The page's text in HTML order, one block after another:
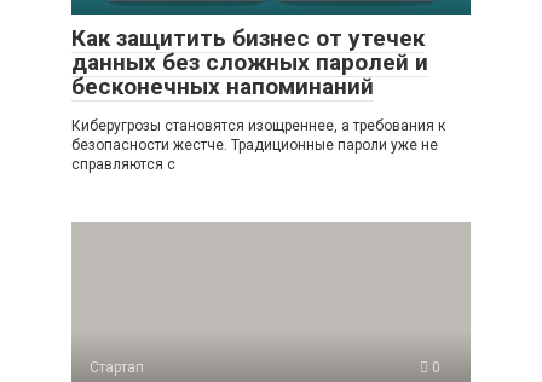
Как защитить бизнес от утечек
данных без сложных паролей и
бесконечных напоминаний
Киберугрозы становятся изощреннее, а требования к
безопасности жестче. Традиционные пароли уже не
справляются с
Стартап 0